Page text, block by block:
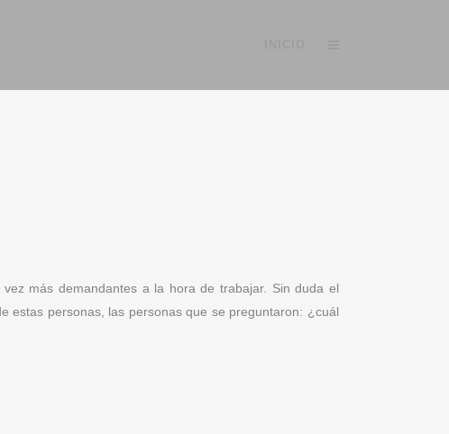
más demandantes a la hora de trabajar. Sin duda el
estas personas, las personas que se preguntaron: ¿cuál